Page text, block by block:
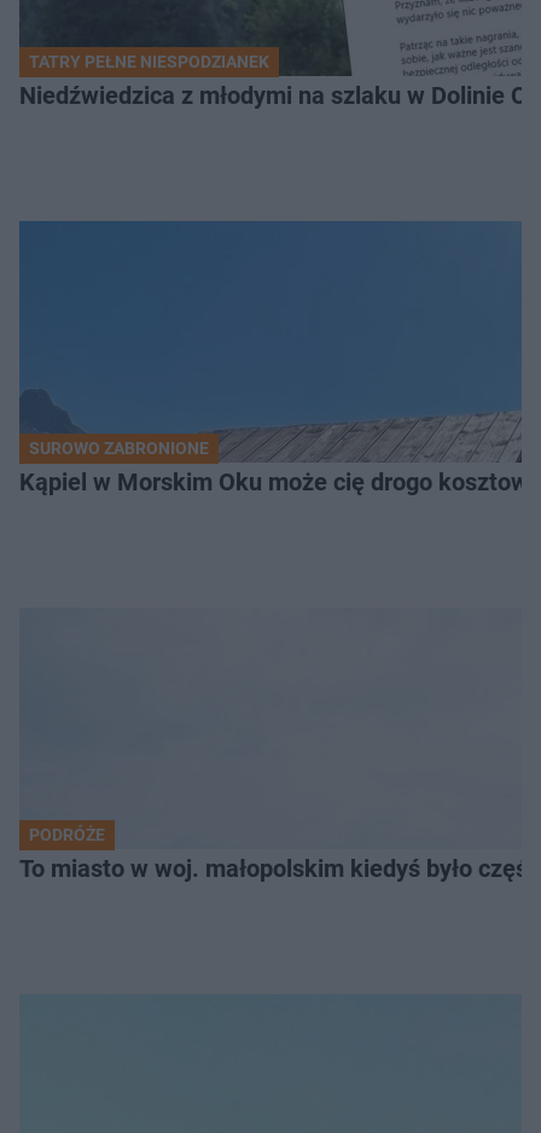
TATRY PEŁNE NIESPODZIANEK
Niedźwiedzica z młodymi na szlaku w Dolinie
SUROWO ZABRONIONE
Kąpiel w Morskim Oku może cię drogo
PODRÓŻE
To miasto w woj. małopolskim kiedyś było